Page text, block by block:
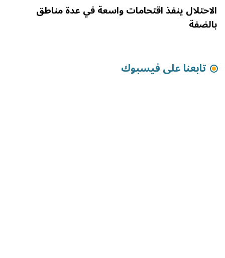
الاحتلال ينفذ اقتحامات واسعة في عدة مناطق
بالضفة
تابعنا على فيسبوك